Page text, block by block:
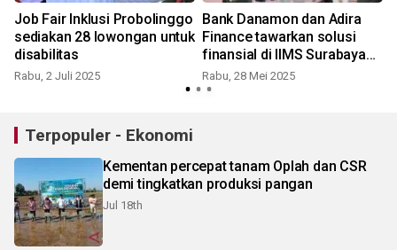
Job Fair Inklusi Probolinggo
sediakan 28 lowongan untuk
disabilitas
Rabu, 2 Juli 2025
Bank Danamon dan Adira
Finance tawarkan solusi
finansial di IIMS Surabaya
2025
Rabu, 28 Mei 2025
Terpopuler - Ekonomi
Kementan percepat tanam Oplah dan CSR
demi tingkatkan produksi pangan
Jul 18th